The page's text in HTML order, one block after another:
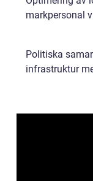
markpersonal
Politiska
infrastruktur